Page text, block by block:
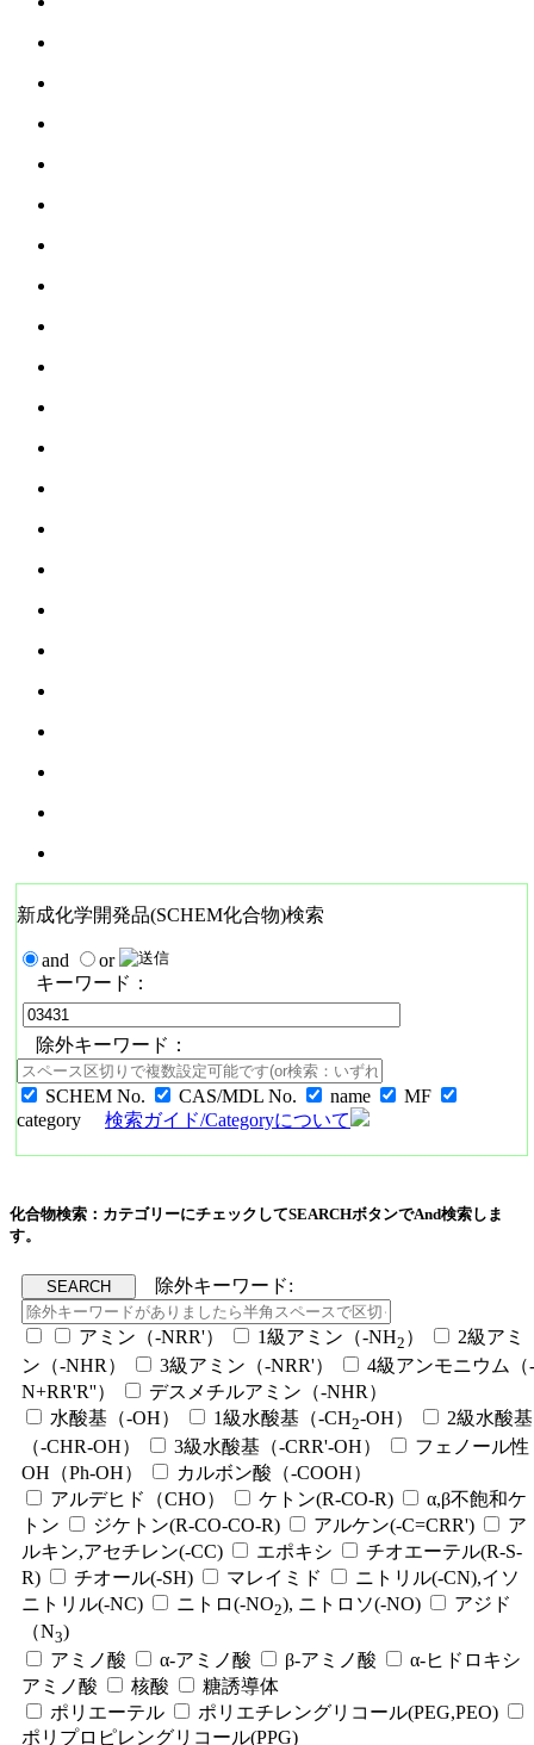
新成化学開発品(SCHEM化合物)検索
and
or
キーワード：
除外キーワード：
SCHEM No. CAS/MDL No. name
MF
category
検索ガイド/Categoryについて
化合物検索：カテゴリーにチェックしてSEARCHボタンでAnd検索しま
す。
除外キーワード:
アミン（-NRR'） 1級アミン（-NH2 ）
2級アミ
ン（-NHR）
3級アミン（-NRR'）
4級アンモニウム（-
N+RR'R''）
デスメチルアミン（-NHR）
水酸基（-OH）
1級水酸基（-CH2-OH）
2級水酸基
（-CHR-OH）
3級水酸基（-CRR'-OH）
フェノール性
OH（Ph-OH）
カルボン酸（-COOH）
アルデヒド（CHO）
ケトン(R-CO-R)
α,β不飽和ケ
トン
ジケトン(R-CO-CO-R) アルケン(-C=CRR')
ア
ルキン,アセチレン(-CC)
エポキシ
チオエーテル(R-S-
R)
チオール(-SH) マレイミド
ニトリル(-CN),イソ
ニトリル(-NC)
ニトロ(-NO2), ニトロソ(-NO)
アジド
（N3)
アミノ酸
α-アミノ酸 β-アミノ酸
α-ヒドロキシ
アミノ酸
核酸
糖誘導体
ポリエーテル
ポリエチレングリコール(PEG,PEO)
ポリプロピレングリコール(PPG)